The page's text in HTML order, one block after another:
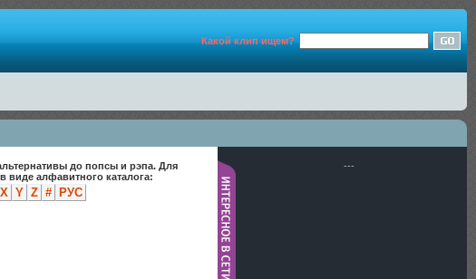
Какой клип ищем?
до попсы и рэпа. Для
виде алфавитного каталога:
X Y Z # РУС
---